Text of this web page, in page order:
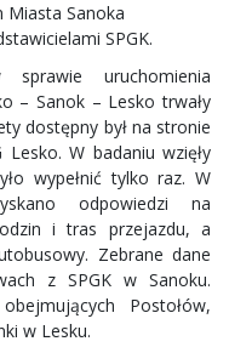
Miasta Sanoka
SPGK.
uruchomienia
– Sanok – Lesko trwały
dostępny był na stronie
W badaniu wzięły
wypełnić tylko raz. W
odpowiedzi na
i tras przejazdu, a
Zebrane dane
z SPGK w Sanoku.
Postołów,
w Lesku.